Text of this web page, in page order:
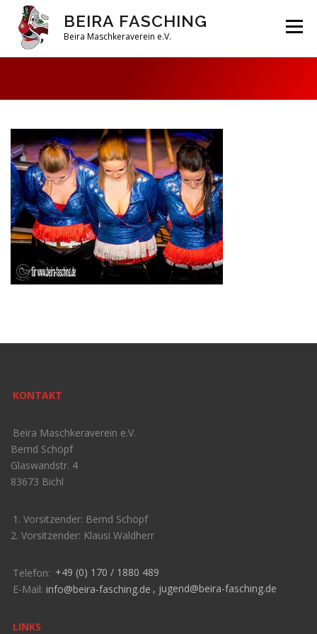
Inhalt
springen
BEIRA FASCHING
Beira Maschkeraverein e.V.
Menü
VEREIN ARCHIV
KONTAKT
Beira Maschkeraverein e.V.
Bernd Schöpf
Glaswandstr. 4
83673 Bichl
1. Vorsitzender: Bernd Schöpf
2. Vorsitzender: Klausi Waldherr
Telefon: +49 (0) 170 / 1880 489
E-Mail: info@beira-fasching.de , jugend@beira-fasching.de
LINKS